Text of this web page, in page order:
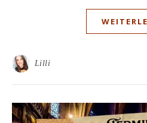
Lilli